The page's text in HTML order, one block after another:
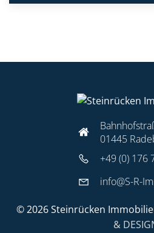
01445
+49 (0) 176
info@S-R-
© 2026 Steinrücken
&